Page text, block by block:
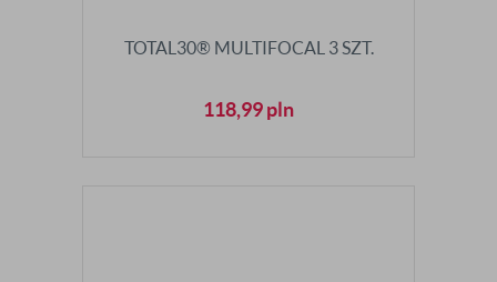
TOTAL30® MULTIFOCAL 3 SZT.
118,99pln